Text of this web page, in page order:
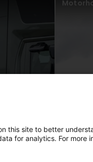
this site to better
for analytics. For more